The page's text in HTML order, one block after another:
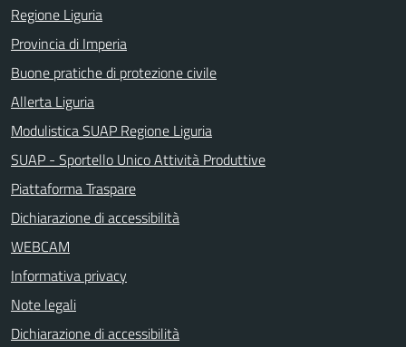
Regione Liguria
Provincia di Imperia
Buone pratiche di protezione civile
Allerta Liguria
Modulistica SUAP Regione Liguria
SUAP - Sportello Unico Attività Produttive
Piattaforma Traspare
Dichiarazione di accessibilità
WEBCAM
Informativa privacy
Note legali
Dichiarazione di accessibilità